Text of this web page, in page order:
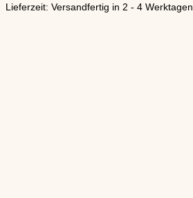
Lieferzeit: Versandfertig in 2 - 4 Werktagen